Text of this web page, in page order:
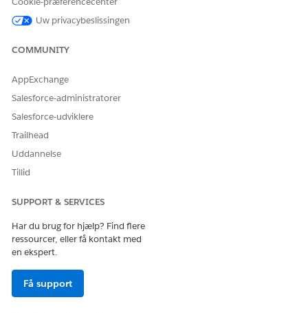
Uw privacybeslissingen
COMMUNITY
AppExchange
Salesforce-administratorer
Salesforce-udviklere
Trailhead
Uddannelse
Tillid
SUPPORT & SERVICES
Har du brug for hjælp? Find flere
ressourcer, eller få kontakt med
en ekspert.
Få support